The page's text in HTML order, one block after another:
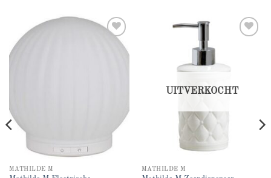
Add to
MATHILDE M
UITVERKOCHT
MATHILDE M